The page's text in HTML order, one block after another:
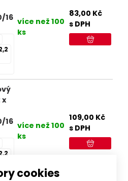
16 více než 100
ks
83,00 Kč
s DPH
x
16 více než 100
ks
109,00 Kč
s DPH
cookies